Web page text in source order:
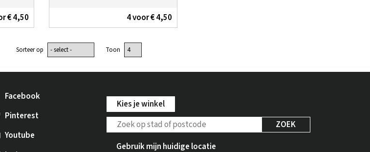
€ 4,50 4 voor € 4,50
Sorteer op Toon
Facebook
Pinterest
Youtube
Kies je winkel
ZOEK
Gebruik mijn huidige locatie